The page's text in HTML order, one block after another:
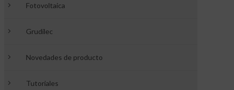
Fotovoltaica
Grudilec
Novedades de producto
Tutoriales